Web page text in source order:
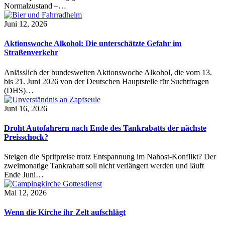
Normalzustand –…
Juni 12, 2026
Aktionswoche Alkohol: Die unterschätzte Gefahr im
Straßenverkehr
Anlässlich der bundesweiten Aktionswoche Alkohol, die vom 13.
bis 21. Juni 2026 von der Deutschen Hauptstelle für Suchtfragen
(DHS)…
Juni 16, 2026
Droht Autofahrern nach Ende des Tankrabatts der nächste
Preisschock?
Steigen die Spritpreise trotz Entspannung im Nahost-Konflikt? Der
zweimonatige Tankrabatt soll nicht verlängert werden und läuft
Ende Juni…
Mai 12, 2026
Wenn die Kirche ihr Zelt aufschlägt